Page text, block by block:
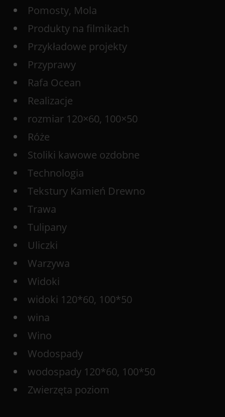
Pomosty, Mola
Produkty na filmikach
Przykładowe projekty
Przyprawy
Rafa Ocean
Realizacje
rozmiar 120×60, 100×50
Róże
Stoliki kawowe ozdobne
Technologia
Tekstury Kamień Drewno
Trawa
Tulipany
Uliczki
Warzywa
Widoki
widoki 120*60, 100*50
wina
Wino
Wodospady
wodospady 120*60, 100*50
Zwierzęta poziom